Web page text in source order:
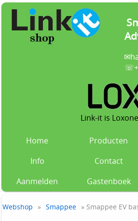
✉
Link-it is
Home
Producten
Info
Contact
Aanmelden
Gastenboek
Webshop » Smappee » Smappee EV